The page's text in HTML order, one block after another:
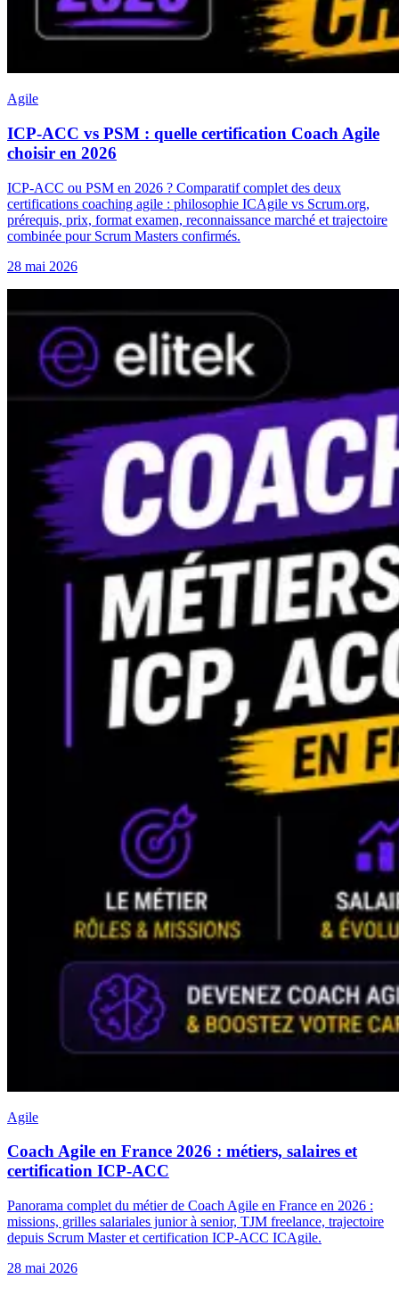
Agile
ICP-ACC vs PSM : quelle certification Coach Agile
choisir en 2026
ICP-ACC ou PSM en 2026 ? Comparatif complet des deux
certifications coaching agile : philosophie ICAgile vs Scrum.org,
prérequis, prix, format examen, reconnaissance marché et trajectoire
combinée pour Scrum Masters confirmés.
28 mai 2026
Agile
Coach Agile en France 2026 : métiers, salaires et
certification ICP-ACC
Panorama complet du métier de Coach Agile en France en 2026 :
missions, grilles salariales junior à senior, TJM freelance, trajectoire
depuis Scrum Master et certification ICP-ACC ICAgile.
28 mai 2026